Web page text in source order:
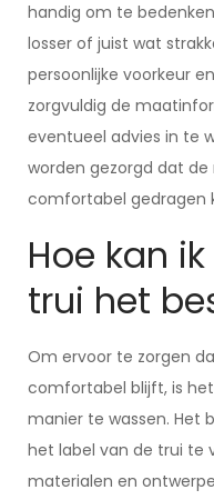
handig om te
losser of juist wat
persoonlijke voorkeur
zorgvuldig de
eventueel advies in te
worden gezorgd dat
comfortabel gedragen
Hoe kan
trui het
Om ervoor te zorgen
comfortabel blijft, is
manier te wassen. Het
het label van de trui te
materialen en